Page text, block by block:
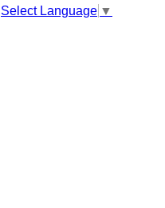
Select Language ▼